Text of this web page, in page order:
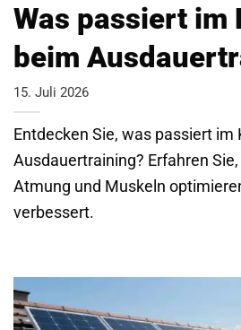
Was passiert im
beim
15. Juli 2026
Entdecken Sie, was passiert im
Ausdauertraining? Erfahren
Atmung und Muskeln
verbessert.